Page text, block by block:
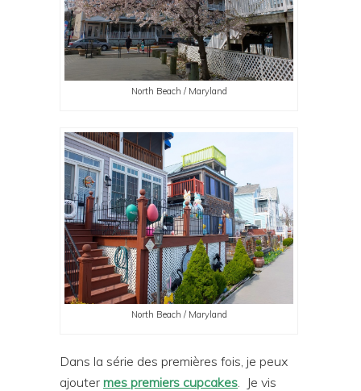
North Beach / Maryland
North Beach / Maryland
Dans la série des premières fois, je peux
ajouter mes premiers cupcakes . Je vis